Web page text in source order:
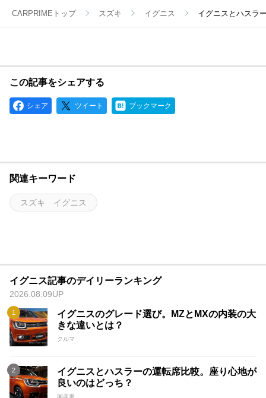
CARPRIMEトップ スズキ イグニス イグニスとハスラ
この記事をシェアする
シェア ツイート ブックマーク
関連キーワード
スズキ イグニス
イグニス記事のデイリーランキング
2026.08.09UP
イグニスのグレード選び。MZとMXの内装の大
きな違いとは？
クルマ
イグニスとハスラーの運転席比較。座り心地が
良いのはどっち？
国産車